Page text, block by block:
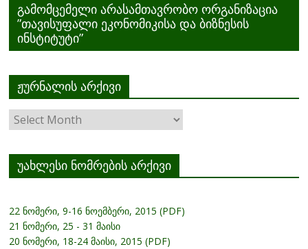
გამომცემელი არასამთავრობო ორგანიზაცია
”თავისუფალი ეკონომიკისა და ბიზნესის
ინსტიტუტი”
ჟურნალის არქივი
ჟურნალის
არქივი
უახლესი ნომრების არქივი
22 ნომერი, 9-16 ნოემბერი, 2015 (PDF)
21 ნომერი, 25 - 31 მაისი
20 ნომერი, 18-24 მაისი, 2015 (PDF)